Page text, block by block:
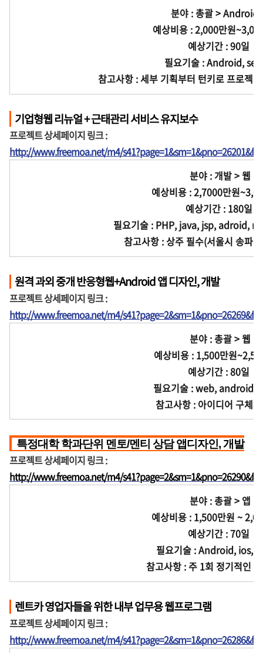
분야 : 총괄 > Android
예상비용 : 2,000만원
예상기간 : 90일
필요기술 : Android,
참고사항 : 세부 기획부터 턴키로 프로젝
기업형웹 리뉴얼 + 근태관리 서비스 유지보수
프로젝트 상세페이지 링크 :
http://www.freemoa.net/m4/
분야 : 개발 > 웹
예상비용 : 2,7000만원
예상기간 : 180일
필요기술 : PHP, java, jsp, adroid,
참고사항 : 상주 필수(서울시 송파
원격 과외 중개 반응형웹+Android 앱 디자인, 개발
프로젝트 상세페이지 링크 :
http://www.freemoa.net/m4/
분야 : 총괄 > 웹
예상비용 : 1,500만원
예상기간 : 80일
필요기술 : web, android,
참고사항 : 아이디어 구체
특정대학 학과단위 멘토/멘티 상담 앱디자인, 개발
프로젝트 상세페이지 링크 :
http://www.freemoa.net/m4/
분야 : 총괄 > 앱
예상비용 : 1,500만원 ~
예상기간 : 70일
필요기술 : Android, ios,
참고사항 : 주 1회 정기적인
렌트카 영업자들을 위한 내부 업무용 웹프로그램
프로젝트 상세페이지 링크 :
http://www.freemoa.net/m4/